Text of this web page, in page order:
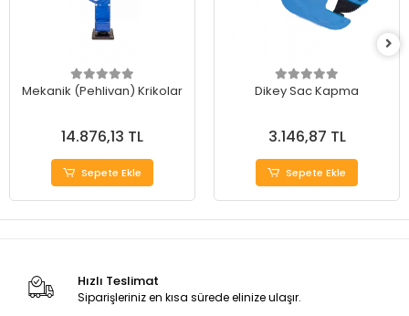
Mekanik (Pehlivan) Krikolar
14.876,13 TL
Sepete Ekle
Dikey Sac Kapma
3.146,87 TL
Sepete Ekle
Hızlı Teslimat
Siparişleriniz en kısa sürede elinize ulaşır.